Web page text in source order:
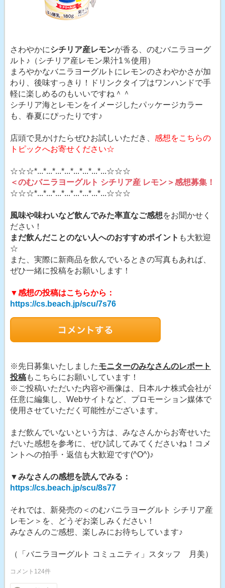
さわやかにシチリア産レモンが香る、のむバニラヨーグ
ルト♪（シチリア産レモン果汁1％使用）
まろやかなバニラヨーグルトにレモンのさわやかさが加
わり、後味すっきり！ドリンクタイプはワンハンドで手
軽に楽しめるのもいいですね＾＾
シチリア海とレモンをイメージしたパッケージカラー
も、春夏にぴったりです♪
店頭で見かけたらぜひお試しいただき、 感想をこちらの
トピックへお寄せください☆
☆☆☆*...*...*...*...*...*...*...*...☆☆☆
＜のむバニラヨーグルト シチリア産 レモン＞感想募集！
☆☆☆*...*...*...*...*...*...*...*...☆☆☆
風味や味わいなど飲んでみた率直なご感想をお聞かせく
ださい！
まだ飲んだことのない人へのおすすめポイント も大歓迎
☆
また、実際に新商品を飲んでいるときの写真もあれば、
ぜひ一緒に投稿をお願いします！
▼感想の投稿はこちらから：
https://cs.beach.jp/scu/7s76
※先日募集いたしましたモニターのみなさんのレポート
投稿もこちらにお願いしています！
※ご投稿いただいた内容や画像は、日本ルナ株式会社が
任意に編集し、Webサイトなど、プロモーション媒体で
使用させていただく可能性がございます。
まだ飲んでいないという方は、みなさんからお寄せいた
だいた感想を参考に、ぜひ試してみてくださいね！コメ
ントへの拍手・返信も大歓迎です(^O^)♪
▼みなさんの感想を読んでみる：
https://cs.beach.jp/scu/8s77
それでは、新発売の＜のむバニラヨーグルト シチリア産
レモン＞を、どうぞお楽しみください！
みなさんのご感想、楽しみにお待ちしています♪
（「バニラヨーグルト コミュニティ」スタッフ 月美）
コメント124件